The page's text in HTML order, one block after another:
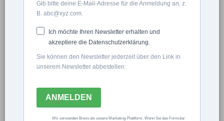
Gib bitte deine E-Mail-Adresse für die Anmeldung an, z.
B. abc@xyz.com.
Ich möchte Ihren Newsletter erhalten und
akzeptiere die Datenschutzerklärung.
Sie können den Newsletter jederzeit über den Link in
unserem Newsletter abbestellen.
ANMELDEN
Wir verwenden Brevo als unsere Marketing-Plattform. Wenn Sie das Formular